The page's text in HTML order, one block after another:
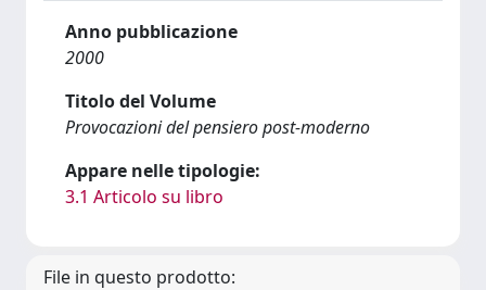
Anno pubblicazione
2000
Titolo del Volume
Provocazioni del pensiero post-moderno
Appare nelle tipologie:
3.1 Articolo su libro
File in questo prodotto: